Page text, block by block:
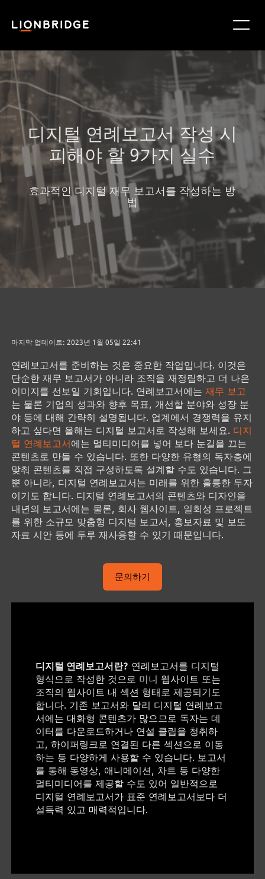
디지털 연례보고서 작성 시
피해야 할 9가지 실수
효과적인 디지털 재무 보고서를 작성하는 방
법
마지막 업데이트: 2023년 1월 05일 22:41
연례보고서를 준비하는 것은 중요한 작업입니다. 이것은
단순한 재무 보고서가 아니라 조직을 재정립하고 더 나은
이미지를 선보일 기회입니다. 연례보고서에는 재무 보고
는 물론 기업의 성과와 향후 목표, 개선할 분야와 성장 분
야 등에 대해 간략히 설명됩니다. 업계에서 경쟁력을 유지
하고 싶다면 올해는 디지털 보고서로 작성해 보세요. 디지
털 연례보고서에는 멀티미디어를 넣어 보다 눈길을 끄는
콘텐츠로 만들 수 있습니다. 또한 다양한 유형의 독자층에
맞춰 콘텐츠를 직접 구성하도록 설계할 수도 있습니다. 그
뿐 아니라, 디지털 연례보고서는 미래를 위한 훌륭한 투자
이기도 합니다. 디지털 연례보고서의 콘텐츠와 디자인을
내년의 보고서에는 물론, 회사 웹사이트, 일회성 프로젝트
를 위한 소규모 맞춤형 디지털 보고서, 홍보자료 및 보도
자료 시안 등에 두루 재사용할 수 있기 때문입니다.
문의하기
디지털 연례보고서란? 연례보고서를 디지털
형식으로 작성한 것으로 미니 웹사이트 또는
조직의 웹사이트 내 섹션 형태로 제공되기도
합니다. 기존 보고서와 달리 디지털 연례보고
서에는 대화형 콘텐츠가 많으므로 독자는 데
이터를 다운로드하거나 연설 클립을 청취하
고, 하이퍼링크로 연결된 다른 섹션으로 이동
하는 등 다양하게 사용할 수 있습니다. 보고서
를 통해 동영상, 애니메이션, 차트 등 다양한
멀티미디어를 제공할 수도 있어 일반적으로
디지털 연례보고서가 표준 연례보고서보다 더
설득력 있고 매력적입니다.